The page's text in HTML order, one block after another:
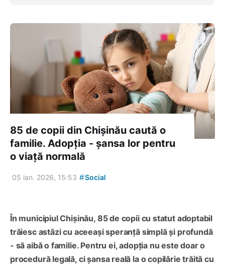
85 de copii din Chișinău caută o
familie. Adopția - șansa lor pentru
o viață normală
05 ian. 2026, 15:53 #Social
În municipiul Chișinău, 85 de copii cu statut adoptabil
trăiesc astăzi cu aceeași speranță simplă și profundă
- să aibă o familie. Pentru ei, adopția nu este doar o
procedură legală, ci șansa reală la o copilărie trăită cu